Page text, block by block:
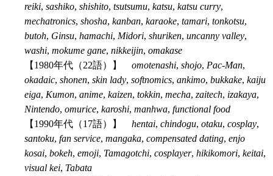
reiki, sashiko, shishito, tsutsumu, katsu, katsu curry,
mechatronics, shosha, kanban, karaoke, tamari, tonkotsu,
butoh, Ginsu, hamachi, Midori, shuriken, uncanny valley,
washi, mokume gane, nikkeijin, omakase
【1980年代（22語）】 omotenashi, shojo, Pac-Man,
okadaic, shonen, skin lady, softnomics, ankimo, bukkake, kaiju
eiga, Kumon, anime, kaizen, tokkin, mecha, zaitech, izakaya,
Nintendo, omurice, karoshi, manhwa, functional food
【1990年代（17語）】 hentai, chindogu, otaku, cosplay,
santoku, fan service, mangaka, compensated dating, enjo
kosai, bokeh, emoji, Tamagotchi, cosplayer, hikikomori, keitai,
visual kei, Tabata